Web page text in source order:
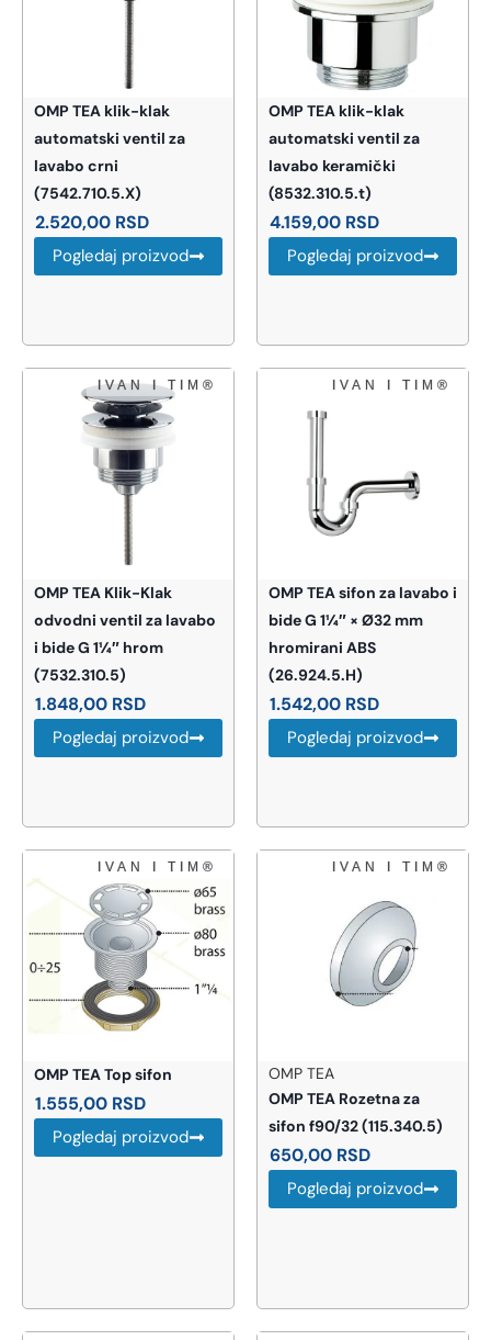
OMP TEA klik-klak
automatski ventil za
lavabo crni
(7542.710.5.X)
2.520,00 RSD
Pogledaj proizvod
OMP TEA klik-klak
automatski ventil za
lavabo keramički
(8532.310.5.t)
4.159,00 RSD
Pogledaj proizvod
OMP TEA Klik-Klak
odvodni ventil za lavabo
i bide G 1¼″ hrom
(7532.310.5)
1.848,00 RSD
Pogledaj proizvod
OMP TEA sifon za lavabo i
bide G 1¼″ × Ø32 mm
hromirani ABS
(26.924.5.H)
1.542,00 RSD
Pogledaj proizvod
OMP TEA Top sifon
1.555,00 RSD
Pogledaj proizvod
OMP TEA
OMP TEA Rozetna za
sifon f90/32 (115.340.5)
650,00 RSD
Pogledaj proizvod